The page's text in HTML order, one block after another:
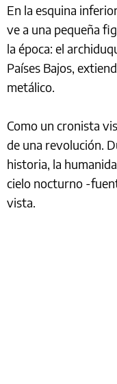
En la esquina
ve a una pequeña
la época: el
Países Bajos,
metálico.
Como un cronista
de una revolución.
historia, la
cielo nocturno -
vista.